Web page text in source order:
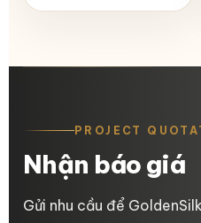
PROJECT
Nhận báo giá
Gửi nhu cầu để